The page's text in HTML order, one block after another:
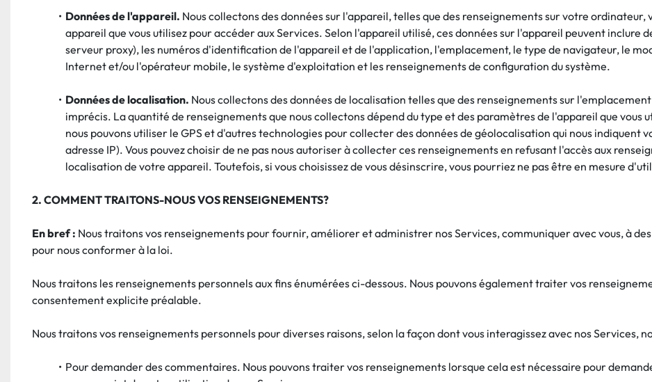
Données de l'appareil. Nous collectons des données sur l'appareil, telles que des renseignements sur votre
appareil que vous utilisez pour accéder aux Services. Selon l'appareil utilisé, ces données sur l'appareil peuvent inclure
serveur proxy), les numéros d'identification de l'appareil et de l'application, l'emplacement, le type de navigateur, le
Internet et/ou l'opérateur mobile, le système d'exploitation et les renseignements de configuration du système.
Données de localisation. Nous collectons des données de localisation telles que des renseignements sur
imprécis. La quantité de renseignements que nous collectons dépend du type et des paramètres de l'appareil que vous
nous pouvons utiliser le GPS et d'autres technologies pour collecter des données de géolocalisation qui nous
adresse IP). Vous pouvez choisir de ne pas nous autoriser à collecter ces renseignements en refusant l'accès aux
localisation de votre appareil. Toutefois, si vous choisissez de vous désinscrire, vous pourriez ne pas être en mesure
2. COMMENT TRAITONS-NOUS VOS RENSEIGNEMENTS?
En bref : Nous traitons vos renseignements pour fournir, améliorer et administrer nos Services, communiquer avec vous, à
pour nous conformer à la loi.
Nous traitons les renseignements personnels aux fins énumérées ci-dessous. Nous pouvons également traiter vos
consentement explicite préalable.
Nous traitons vos renseignements personnels pour diverses raisons, selon la façon dont vous interagissez avec nos Services,
Pour demander des commentaires. Nous pouvons traiter vos renseignements lorsque cela est nécessaire pour